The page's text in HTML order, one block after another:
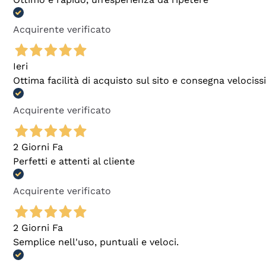
Acquirente verificato
Ieri
Ottima facilità di acquisto sul sito e consegna
Acquirente verificato
2 Giorni Fa
Perfetti e attenti al cliente
Acquirente verificato
2 Giorni Fa
Semplice nell'uso, puntuali e veloci.